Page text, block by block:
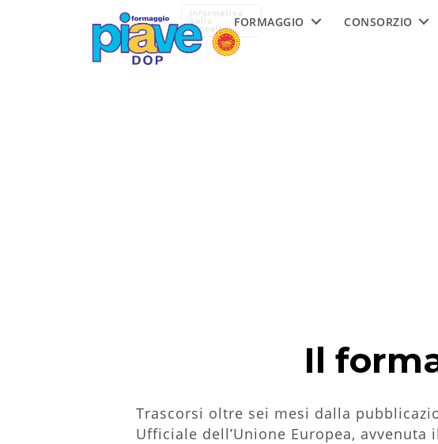
Formaggio
Piave
DOP
FORMAGGIO CONSORZIO
Il
Trascorsi oltre sei mesi dalla
Ufficiale dell’Unione Europea,
Informativa
sulla
raccolta